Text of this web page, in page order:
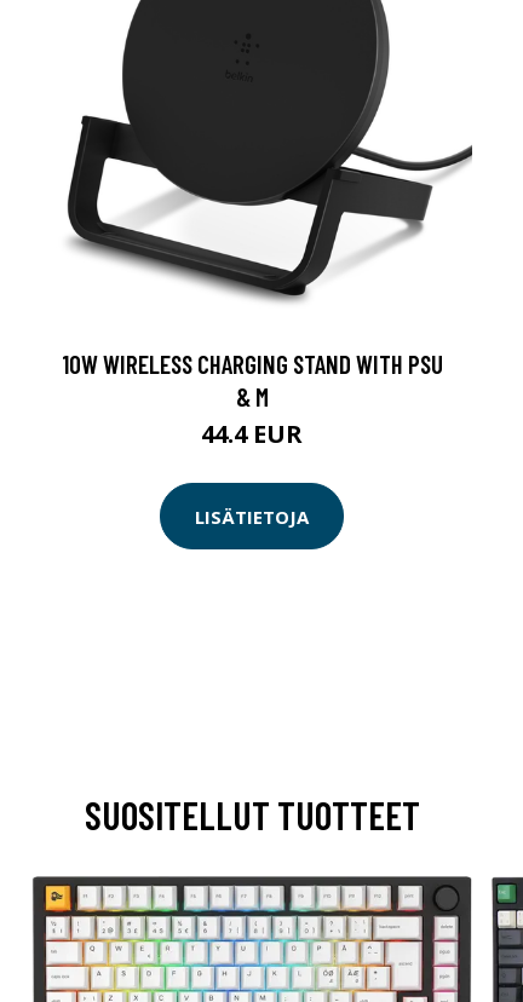
10W WIRELESS CHARGING STAND WITH PSU
& M
44.4 EUR
LISÄTIETOJA
SUOSITELLUT TUOTTEET